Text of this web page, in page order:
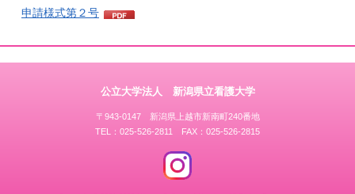
申請様式第２号
公立大学法人 新潟県立看護大学
〒943-0147 新潟県上越市新南町240番地
TEL：025-526-2811 FAX：025-526-2815